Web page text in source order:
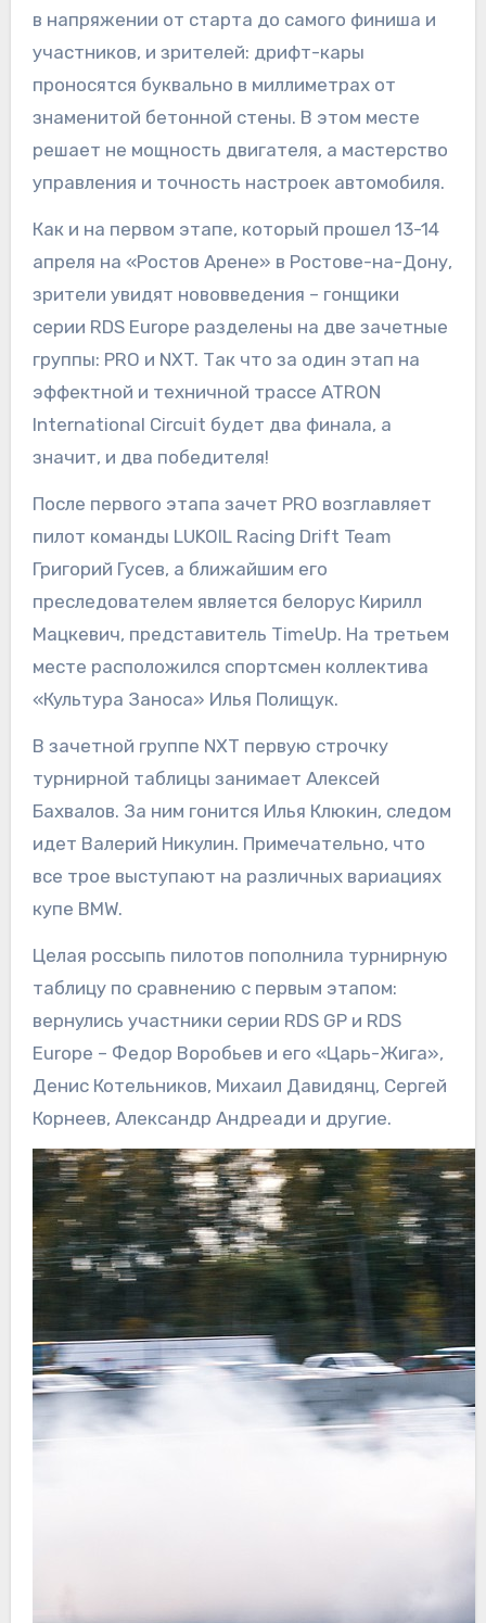
в напряжении от старта до самого финиша и
участников, и зрителей: дрифт-кары
проносятся буквально в миллиметрах от
знаменитой бетонной стены. В этом месте
решает не мощность двигателя, а мастерство
управления и точность настроек автомобиля.
Как и на первом этапе, который прошел 13-14
апреля на «Ростов Арене» в Ростове-на-Дону,
зрители увидят нововведения – гонщики
серии RDS Europe разделены на две зачетные
группы: PRO и NXT. Так что за один этап на
эффектной и техничной трассе ATRON
International Circuit будет два финала, а
значит, и два победителя!
После первого этапа зачет PRO возглавляет
пилот команды LUKOIL Racing Drift Team
Григорий Гусев, а ближайшим его
преследователем является белорус Кирилл
Мацкевич, представитель TimeUp. На третьем
месте расположился спортсмен коллектива
«Культура Заноса» Илья Полищук.
В зачетной группе NXT первую строчку
турнирной таблицы занимает Алексей
Бахвалов. За ним гонится Илья Клюкин, следом
идет Валерий Никулин. Примечательно, что
все трое выступают на различных вариациях
купе BMW.
Целая россыпь пилотов пополнила турнирную
таблицу по сравнению с первым этапом:
вернулись участники серии RDS GP и RDS
Europe – Федор Воробьев и его «Царь-Жига»,
Денис Котельников, Михаил Давидянц, Сергей
Корнеев, Александр Андреади и другие.